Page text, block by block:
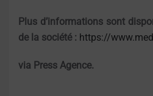
Plus d’informations sont
de la société : https://
via Press Agence.